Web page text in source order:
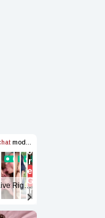
I'm Stripping Live Right Now